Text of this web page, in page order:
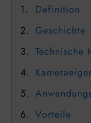
Definition
Geschichte
Technische
Vorteile